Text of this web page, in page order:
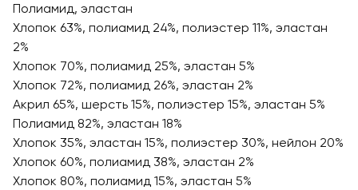
Полиамид, эластан
Хлопок 63%, полиамид 24%, полиэстер 11%, эластан
2%
Хлопок 70%, полиамид 25%, эластан 5%
Хлопок 72%, полиамид 26%, эластан 2%
Акрил 65%, шерсть 15%, полиэстер 15%, эластан 5%
Полиамид 82%, эластан 18%
Хлопок 35%, эластан 15%, полиэстер 30%, нейлон 20%
Хлопок 60%, полиамид 38%, эластан 2%
Хлопок 80%, полиамид 15%, эластан 5%